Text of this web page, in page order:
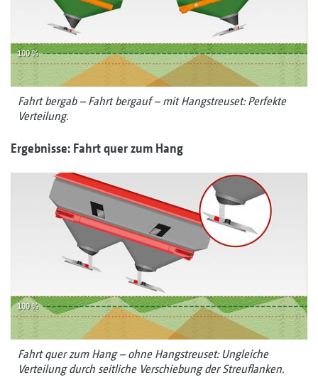
Fahrt bergab – Fahrt bergauf – mit Hangstreuset: Perfekte
Verteilung.
Ergebnisse: Fahrt quer zum Hang
Fahrt quer zum Hang – ohne Hangstreuset: Ungleiche
Verteilung durch seitliche Verschiebung der Streuflanken.